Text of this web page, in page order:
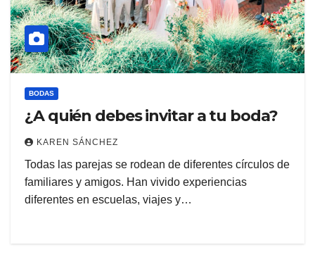
BODAS
¿A quién debes invitar a tu boda?
KAREN SÁNCHEZ
Todas las parejas se rodean de diferentes círculos de
familiares y amigos. Han vivido experiencias
diferentes en escuelas, viajes y…